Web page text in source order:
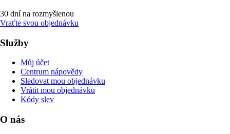
30 dní na rozmyšlenou
Vraťte svou objednávku
Služby
Můj účet
Centrum nápovědy
Sledovat mou objednávku
Vrátit mou objednávku
Kódy slev
O nás